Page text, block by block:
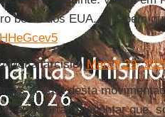
bolso dos EUA. E sabem
March 29,
acerca desta
é importante apontar que,